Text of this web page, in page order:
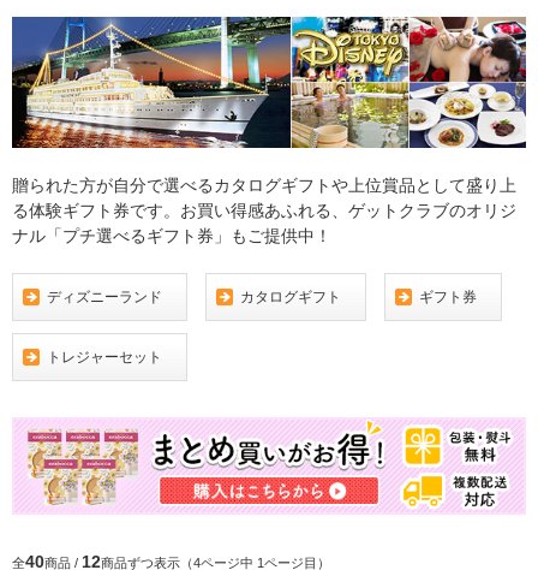
贈られた方が自分で選べるカタログギフトや上位賞品として盛り上
る体験ギフト券です。お買い得感あふれる、ゲットクラブのオリジ
ナル「プチ選べるギフト券」もご提供中！
ディズニーランド カタログギフト ギフト券
トレジャーセット
全40商品 / 12商品ずつ表示（4ページ中 1ページ目）